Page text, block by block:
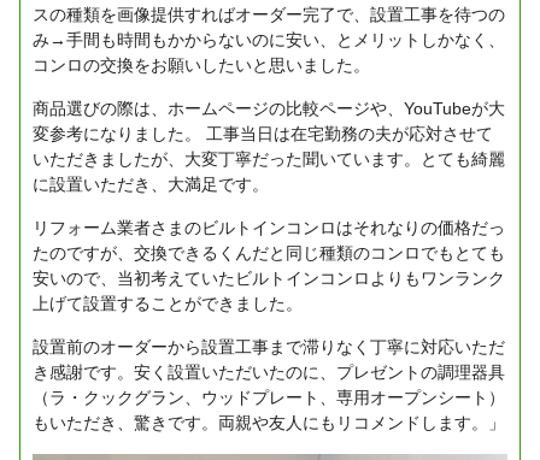
スの種類を画像提供すればオーダー完了で、設置工事を待つの
み→手間も時間もかからないのに安い、とメリットしかなく、
コンロの交換をお願いしたいと思いました。
商品選びの際は、ホームページの比較ページや、YouTubeが大
変参考になりました。
工事当日は在宅勤務の夫が応対させて
いただきましたが、大変丁寧だった聞いています。とても綺麗
に設置いただき、大満足です。
リフォーム業者さまのビルトインコンロはそれなりの価格だっ
たのですが、交換できるくんだと同じ種類のコンロでもとても
安いので、当初考えていたビルトインコンロよりもワンランク
上げて設置することができました。
設置前のオーダーから設置工事まで滞りなく丁寧に対応いただ
き感謝です。安く設置いただいたのに、プレゼントの調理器具
（ラ・クックグラン、ウッドプレート、専用オープンシート）
もいただき、驚きです。両親や友人にもリコメンドします。」